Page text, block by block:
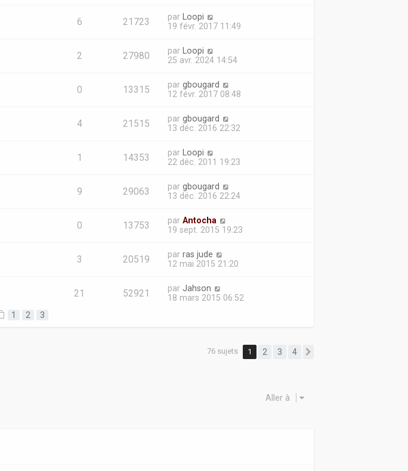
6 21723 par
Loopi
19 févr. 2017 11:49
2 27980 par
Loopi
25 avr. 2024 14:54
0 13315 par gbougard
12 févr. 2017 08:48
4 21515 par gbougard
13 déc. 2016 22:32
1 14353 par
Loopi
22 déc. 2011 19:23
9 29063 par gbougard
13 déc. 2016 22:24
0 13753 par Antocha
19 sept. 2015 19:23
3 20519 par ras jude
12 mai 2015 21:20
1 2 3
21 52921 par Jahson
18 mars 2015 06:52
76 sujets 1 2 3 4
Aller à